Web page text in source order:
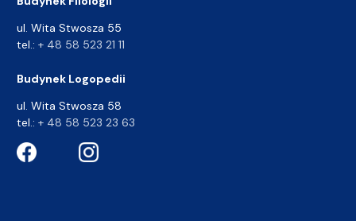
ul. Wita Stwosza 55
tel.: + 48 58 523 21 11
Budynek Logopedii
ul. Wita Stwosza 58
tel.: + 48 58 523 23 63